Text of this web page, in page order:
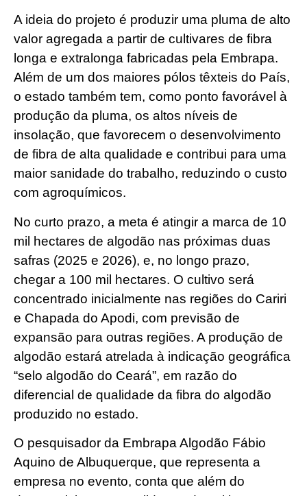
A ideia do projeto é produzir uma pluma de alto
valor agregada a partir de cultivares de fibra
longa e extralonga fabricadas pela Embrapa.
Além de um dos maiores pólos têxteis do País,
o estado também tem, como ponto favorável à
produção da pluma, os altos níveis de
insolação, que favorecem o desenvolvimento
de fibra de alta qualidade e contribui para uma
maior sanidade do trabalho, reduzindo o custo
com agroquímicos.
No curto prazo, a meta é atingir a marca de 10
mil hectares de algodão nas próximas duas
safras (2025 e 2026), e, no longo prazo,
chegar a 100 mil hectares. O cultivo será
concentrado inicialmente nas regiões do Cariri
e Chapada do Apodi, com previsão de
expansão para outras regiões. A produção de
algodão estará atrelada à indicação geográfica
“selo algodão do Ceará”, em razão do
diferencial de qualidade da fibra do algodão
produzido no estado.
O pesquisador da Embrapa Algodão Fábio
Aquino de Albuquerque, que representa a
empresa no evento, conta que além do